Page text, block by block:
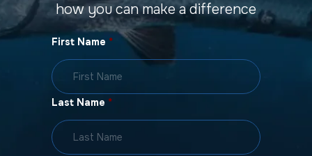
how you can make a difference
First Name *
Last Name *